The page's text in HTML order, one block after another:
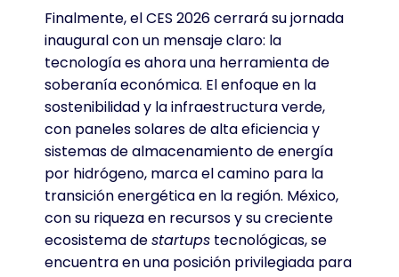
Finalmente, el CES 2026 cerrará su jornada
inaugural con un mensaje claro: la
tecnología es ahora una herramienta de
soberanía económica. El enfoque en la
sostenibilidad y la infraestructura verde,
con paneles solares de alta eficiencia y
sistemas de almacenamiento de energía
por hidrógeno, marca el camino para la
transición energética en la región. México,
con su riqueza en recursos y su creciente
ecosistema destartups tecnológicas, se
encuentra en una posición privilegiada para